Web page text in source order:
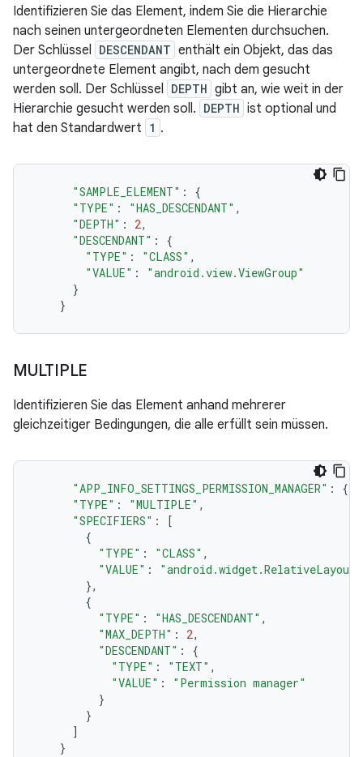
Identifizieren Sie das Element, indem Sie die Hierarchie
nach seinen untergeordneten Elementen durchsuchen.
Der Schlüssel DESCENDANT enthält ein Objekt, das das
untergeordnete Element angibt, nach dem gesucht
werden soll. Der Schlüssel DEPTH gibt an, wie weit in der
Hierarchie gesucht werden soll. DEPTH ist optional und
hat den Standardwert 1 .
"SAMPLE_ELEMENT" :
{
"TYPE" : "HAS_DESCENDANT" ,
"DEPTH" : 2,
"DESCENDANT" :
{
"TYPE" : "CLASS" ,
"VALUE" :
"android.view.ViewGroup"
}
}
MULTIPLE
Identifizieren Sie das Element anhand mehrerer
gleichzeitiger Bedingungen, die alle erfüllt sein müssen.
"APP_INFO_SETTINGS_PERMISSION_MANAGER" :
{
"TYPE" : "MULTIPLE" ,
"SPECIFIERS" :
[
{
"TYPE" : "CLASS" ,
"VALUE" :
"android.widget.RelativeLayout"
},
{
"TYPE" : "HAS_DESCENDANT" ,
"MAX_DEPTH" : 2,
"DESCENDANT" :
{
"TYPE" : "TEXT" ,
"VALUE" :
"Permission manager"
}
}
]
}